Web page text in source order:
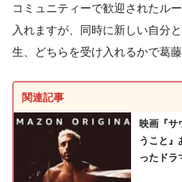
コミュニティーで歓迎されたル
入れますが、同時に新しい自分
生、どちらを受け入れるかで葛藤
関連記事
映画『サ
うこと』
ったドラ